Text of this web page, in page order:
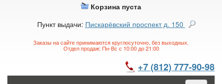
Корзина пуста
Пункт выдачи: Пискарёвский проспект д. 150
Заказы на сайте принимаются круглосуточно, без выходных.
Отдел продаж: Пн-Вс с 10:00 до 21:00
+7 (812) 777-90-98